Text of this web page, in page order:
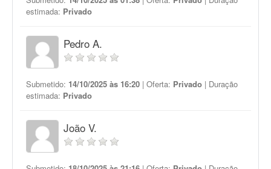
estimada: Privado
Pedro A.
Submetido: 14/10/2025 às 16:20 | Oferta: Privado | Duração
estimada: Privado
João V.